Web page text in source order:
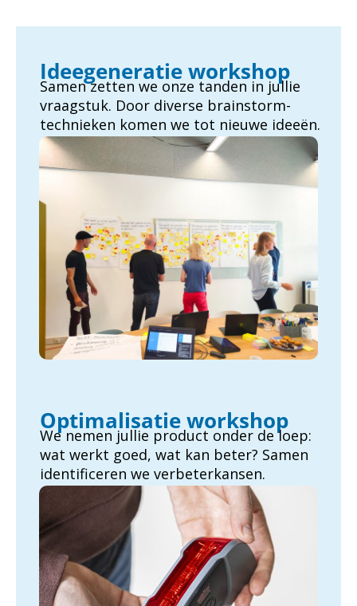
Ideegeneratie workshop
Samen zetten we onze tanden in jullie
vraagstuk. Door diverse brainstorm-
technieken komen we tot nieuwe ideeën.
Optimalisatie workshop
We nemen jullie product onder de loep:
wat werkt goed, wat kan beter? Samen
identificeren we verbeterkansen.